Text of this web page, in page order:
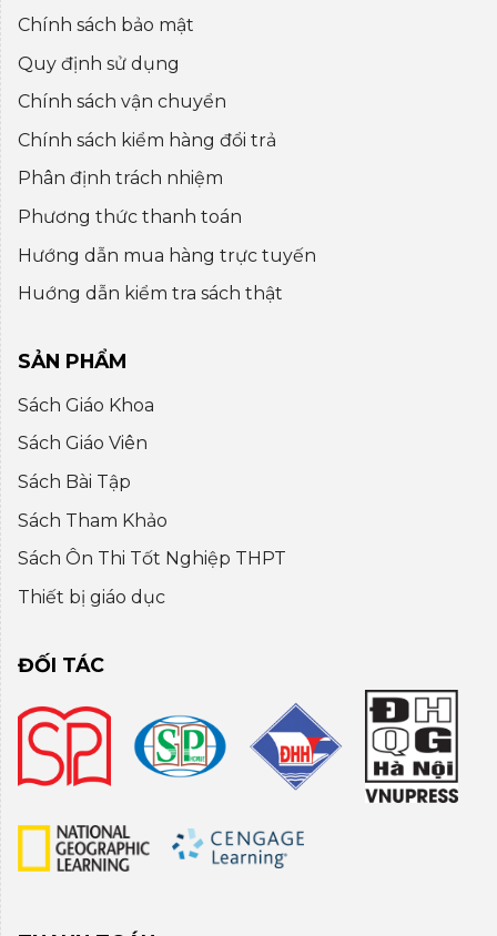
Chính sách bảo mật
Quy định sử dụng
Chính sách vận chuyển
Chính sách kiểm hàng đổi trả
Phân định trách nhiệm
Phương thức thanh toán
Hướng dẫn mua hàng trực tuyến
Huớng dẫn kiểm tra sách thật
SẢN PHẨM
Sách Giáo Khoa
Sách Giáo Viên
Sách Bài Tập
Sách Tham Khảo
Sách Ôn Thi Tốt Nghiệp THPT
Thiết bị giáo dục
ĐỐI TÁC